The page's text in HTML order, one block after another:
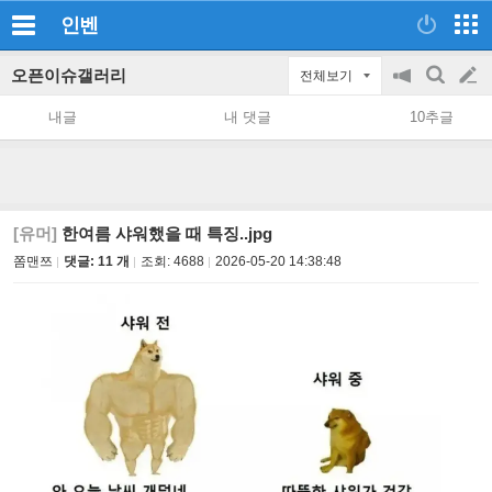
인벤
오픈이슈갤러리 전체보기
공
지
on/off
검
색
글
쓰
내글 내 댓글 10추글
[유머] 한여름 샤워했을 때 특징..jpg
쫌맨쯔 댓글: 11 개 조회: 4688 2026-05-20 14:38:48